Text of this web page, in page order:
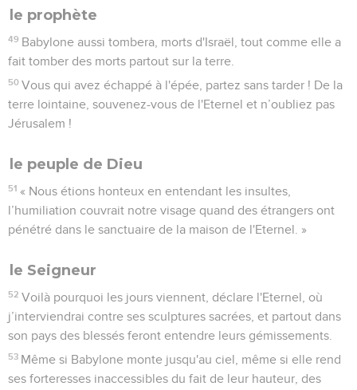
le prophète
49 Babylone aussi tombera, morts d'Israël, tout comme elle a
fait tomber des morts partout sur la terre.
50 Vous qui avez échappé à l'épée, partez sans tarder ! De la
terre lointaine, souvenez-vous de l'Eternel et n’oubliez pas
Jérusalem !
le peuple de Dieu
51 « Nous étions honteux en entendant les insultes,
l’humiliation couvrait notre visage quand des étrangers ont
pénétré dans le sanctuaire de la maison de l'Eternel. »
le Seigneur
52 Voilà pourquoi les jours viennent, déclare l'Eternel, où
j’interviendrai contre ses sculptures sacrées, et partout dans
son pays des blessés feront entendre leurs gémissements.
53 Même si Babylone monte jusqu'au ciel, même si elle rend
ses forteresses inaccessibles du fait de leur hauteur, des